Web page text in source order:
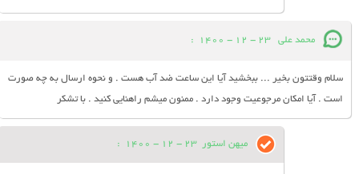
محمد علی 23 - 12 - 1400
:
سلام وقتتون بخیر ... ببخشید آیا این ساعت ضد آب هست . و نحوه ارسال به چه صورت
است . آیا امکان مرجوعیت وجود دارد . ممنون میشم راهنایی کنید . با تشکر
میهن استور 23 - 12 - 1400
: